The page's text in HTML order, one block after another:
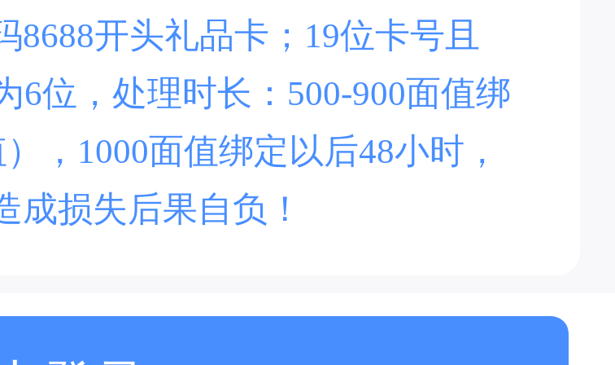
8688开头礼品卡；19位卡号且
6位，处理时长：500-900面值绑
，1000面值绑定以后48小时，
损失后果自负！